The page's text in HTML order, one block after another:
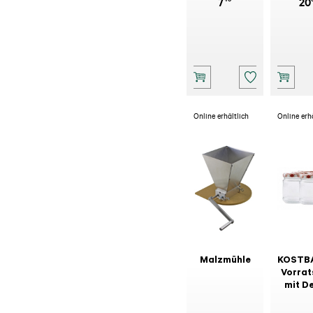
Online erhältlich
Malzmühle
Online
mit